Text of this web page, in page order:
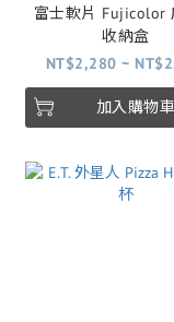
富士軟片 Fujicolor
收納盒
NT$2,280 ~
加入購物車